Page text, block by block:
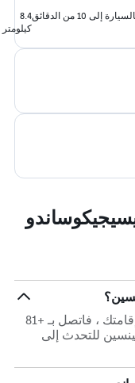
إلى 10 من الدقائق
8.4
كيلومتر
إذا كانت لديك أسئلة أو أمور تتعلق بشأن إقامتك ، فاتصل بـ +81
للتحدث إلى